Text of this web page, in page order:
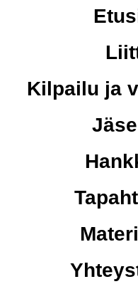
Kilpailu ja